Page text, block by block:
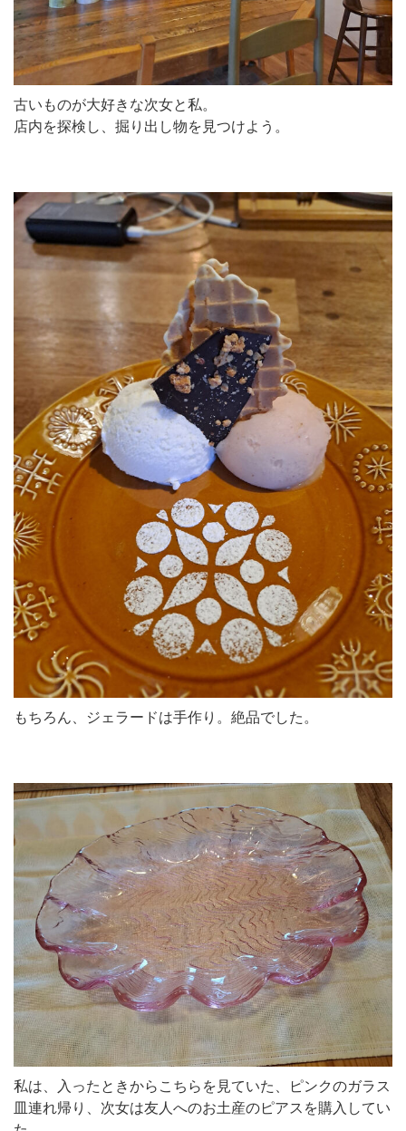
古いものが大好きな次女と私。
店内を探検し、掘り出し物を見つけよう。
もちろん、ジェラードは手作り。絶品でした。
私は、入ったときからこちらを見ていた、ピンクのガラス
皿連れ帰り、次女は友人へのお土産のピアスを購入してい